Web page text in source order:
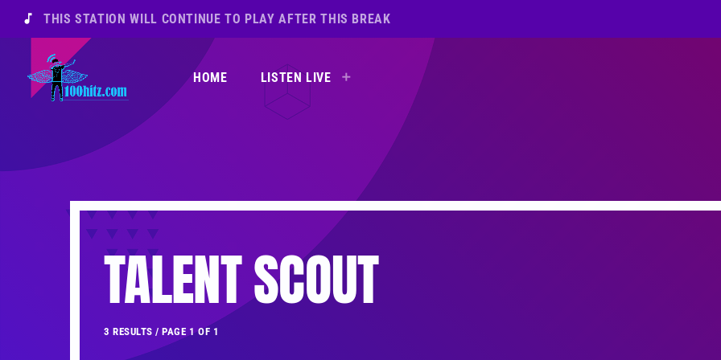
music_note THIS STATION WILL CONTINUE TO PLAY AFTER THIS BREAK
HOME LISTEN LIVE
TALENT SCOUT
3 RESULTS / PAGE 1 OF 1